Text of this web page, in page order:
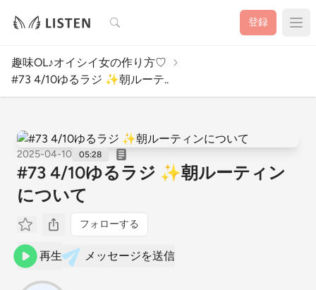
検索 登録
趣味OL♪オイシイ女の作り方♡
#73 4/10ゆるラジ ✨朝ルーテ..
2025-04-10 05:28
#73 4/10ゆるラジ ✨朝ルーティン
について
フォローする
再生 メッセージを送信